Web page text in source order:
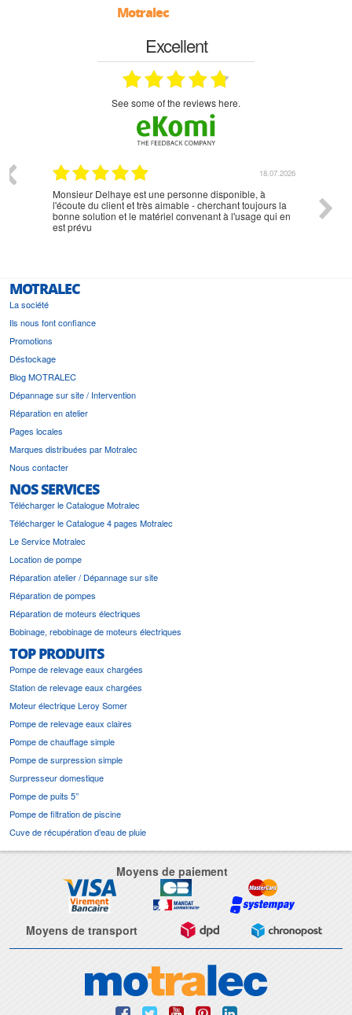
Motralec
Excellent
see some of the reviews here.
18.07.2026
Monsieur Delhaye est une personne disponible, à
l'écoute du client et très aimable - cherchant toujours la
bonne solution et le matériel convenant à l'usage qui en
est prévu
MOTRALEC
La société
Ils nous font confiance
Promotions
Déstockage
Blog MOTRALEC
Dépannage sur site / Intervention
Réparation en atelier
Pages locales
Marques distribuées par Motralec
Nous contacter
NOS SERVICES
Télécharger le Catalogue Motralec
Télécharger le Catalogue 4 pages Motralec
Le Service Motralec
Location de pompe
Réparation atelier / Dépannage sur site
Réparation de pompes
Réparation de moteurs électriques
Bobinage, rebobinage de moteurs électriques
TOP PRODUITS
Pompe de relevage eaux chargées
Station de relevage eaux chargées
Moteur électrique Leroy Somer
Pompe de relevage eaux claires
Pompe de chauffage simple
Pompe de surpression simple
Surpresseur domestique
Pompe de puits 5’’
Pompe de filtration de piscine
Cuve de récupération d’eau de pluie
Moyens de paiement
Moyens de transport